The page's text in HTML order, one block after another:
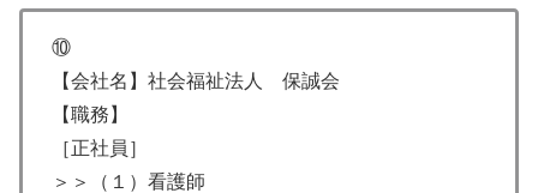
⑩
【会社名】社会福祉法人 保誠会
【職務】
［正社員］
＞＞（１）看護師